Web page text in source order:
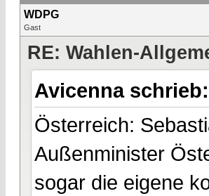
WDPG
Gast
RE: Wahlen-
Avicenna schrieb:
Österreich:
Außenminister
sogar die eigene